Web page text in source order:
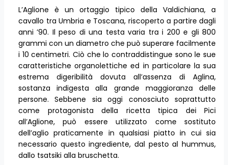
L’Aglione è un ortaggio tipico della Valdichiana, a
cavallo tra Umbria e Toscana, riscoperto a partire dagli
anni ’90. Il peso di una testa varia tra i 200 e gli 800
grammi con un diametro che può superare facilmente
i 10 centimetri. Ciò che lo contraddistingue sono le sue
caratteristiche organolettiche ed in particolare la sua
estrema digeribilità dovuta all’assenza di Aglina,
sostanza indigesta alla grande maggioranza delle
persone. Sebbene sia oggi conosciuto soprattutto
come protagonista della ricetta tipica dei Pici
all’Aglione, può essere utilizzato come sostituto
dell’aglio praticamente in qualsiasi piatto in cui sia
necessario questo ingrediente, dal pesto al hummus,
dallo tsatsiki alla bruschetta.